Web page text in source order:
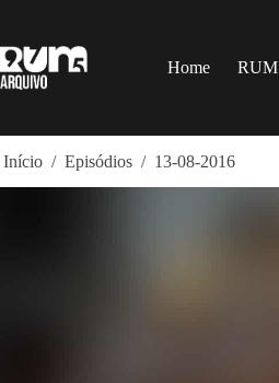
o
conteúdo
Home RUM
Início / Episódios / 13-08-2016